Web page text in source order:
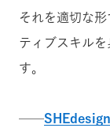
それを適切な
ティブスキル
す。
──